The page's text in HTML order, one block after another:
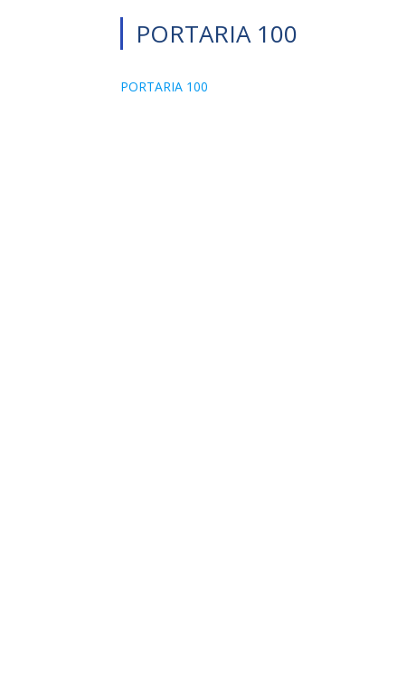
PORTARIA 100
PORTARIA 100